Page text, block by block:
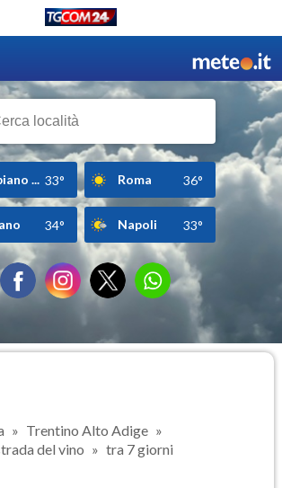
... 33° Roma 36°
34° Napoli 33°
Trentino Alto Adige
del vino
tra 7 giorni